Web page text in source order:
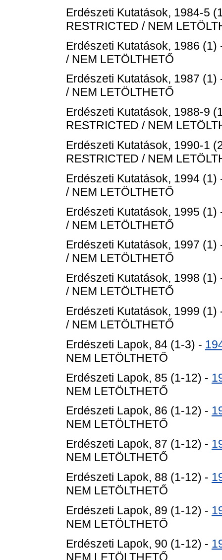
Erdészeti Kutatások, 1984-5
RESTRICTED / NEM
Erdészeti Kutatások, 1986
/ NEM LETÖLTHETŐ
Erdészeti Kutatások, 1987
/ NEM LETÖLTHETŐ
Erdészeti Kutatások, 1988-9
RESTRICTED / NEM
Erdészeti Kutatások, 1990-1
RESTRICTED / NEM
Erdészeti Kutatások, 1994
/ NEM LETÖLTHETŐ
Erdészeti Kutatások, 1995
/ NEM LETÖLTHETŐ
Erdészeti Kutatások, 1997
/ NEM LETÖLTHETŐ
Erdészeti Kutatások, 1998
/ NEM LETÖLTHETŐ
Erdészeti Kutatások, 1999
/ NEM LETÖLTHETŐ
Erdészeti Lapok, 84 (1-3) -
NEM LETÖLTHETŐ
Erdészeti Lapok, 85 (1-12) -
NEM LETÖLTHETŐ
Erdészeti Lapok, 86 (1-12) -
NEM LETÖLTHETŐ
Erdészeti Lapok, 87 (1-12) -
NEM LETÖLTHETŐ
Erdészeti Lapok, 88 (1-12) -
NEM LETÖLTHETŐ
Erdészeti Lapok, 89 (1-12) -
NEM LETÖLTHETŐ
Erdészeti Lapok, 90 (1-12) -
NEM LETÖLTHETŐ